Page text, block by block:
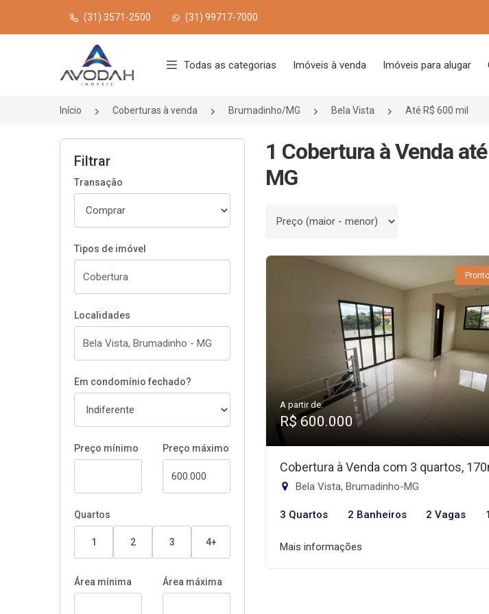
(31) 3571-2500 (31) 99717-7000
Página inicial
Todas as categorias Imóveis à venda Imóveis para alugar
Início Coberturas à venda Brumadinho/MG Bela Vista Até R$ 600 mil
Filtrar
Transação
Tipos de imóvel
Localidades
Em condomínio fechado?
Preço mínimo Preço máximo
Quartos
1 2 3 4+
Área mínima Área máxima
1 Cobertura à Venda
MG
Ordenar por
A partir de:
R$ 600.000
Cobertura à Venda com 3 quartos,
Bela Vista, Brumadinho-MG
3 Quartos 2 Banheiros 2 Vagas
Mais informações